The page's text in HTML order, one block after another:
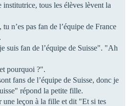
tous les élèves lèvent la
n’es pas fan de l’équipe de France
suis fan de l’équipe de Suisse". "Ah
pourquoi ?".
fans de l’équipe de Suisse, donc je
répond la petite fille.
une leçon à la fille et dit "Et si tes